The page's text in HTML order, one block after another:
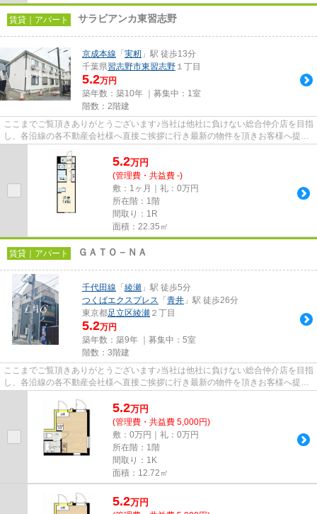
賃貸｜アパート サラビアンカ東習志野
京成本線 「 実籾 」駅 徒歩13分
千葉県習志野市東習志野 １丁目
5.2万円
築年数：築10年 ｜募集中： 1室
階数：2階建
ここまでご覧頂きありがとうございます♪当社は他社に負けない総合仲介店を目指
し、各沿線の各不動産会社様へ直接ご挨拶に行き最新の物件を頂きお客様へ提供
5.2万円
(管理費・共益費 -)
敷：1ヶ月｜礼：0万円
所在階：1階
間取り：1R
面積：22.35㎡
賃貸｜アパート ＧＡＴＯ－ＮＡ
千代田線 「 綾瀬 」駅 徒歩5分
つくばエクスプレス 「 青井 」駅 徒歩26分
東京都足立区綾瀬 ２丁目
5.2万円
築年数：築9年 ｜募集中： 5室
階数：3階建
ここまでご覧頂きありがとうございます♪当社は他社に負けない総合仲介店を目指
し、各沿線の各不動産会社様へ直接ご挨拶に行き最新の物件を頂きお客様へ提供
5.2万円
(管理費・共益費 5,000円)
敷：0万円｜礼：0万円
所在階：1階
間取り：1K
面積：12.72㎡
5.2万円